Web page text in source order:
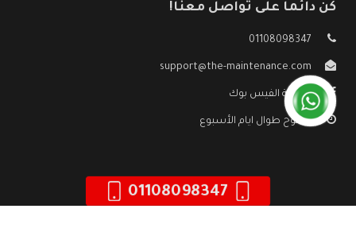
كن دائما على تواصل معنا!
01108098347
support@the-maintenance.com
صفحة الفيس بوك
مفتوح طوال ايام الأسبوع
01108098347